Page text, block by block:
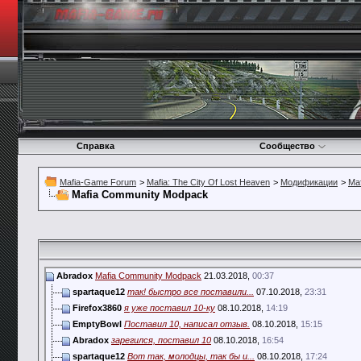
Справка Сообщество
Mafia-Game Forum > Mafia: The City Of Lost Heaven > Модификации >
Mafia Community Modpack
Abradox Mafia Community Modpack 21.03.2018, 00:37
spartaque12 так! быстро все поставили... 07.10.2018, 23:31
Firefox3860 я уже поставил 10-ку 08.10.2018, 14:19
EmptyBowl Поставил 10, написал отзыв. 08.10.2018, 15:15
Abradox зарегился, поставил 10 08.10.2018, 16:54
spartaque12 Вот так, молодцы, так бы и... 08.10.2018, 17:24